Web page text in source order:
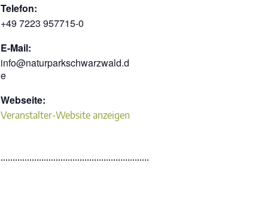
Telefon:
+49 7223 957715-0
E-Mail:
info@naturparkschwarzwald.d
e
Webseite:
Veranstalter-Website anzeigen